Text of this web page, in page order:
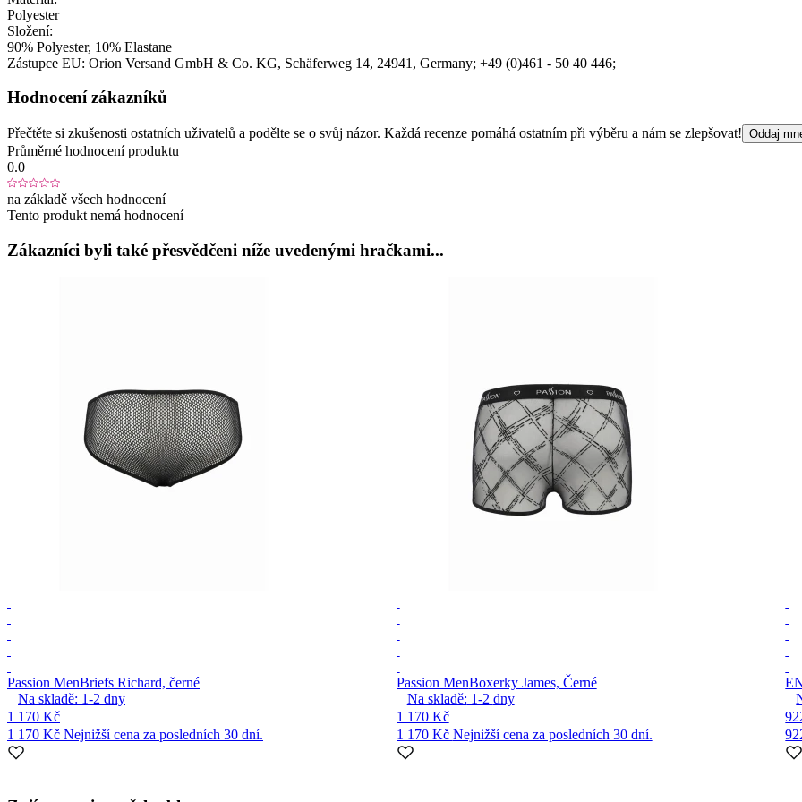
Polyester
Složení:
90% Polyester, 10% Elastane
Zástupce EU: Orion Versand GmbH & Co. KG, Schäferweg 14, 24941 , Germany; +49 (0)461 - 50 40 446;
Hodnocení zákazníků
Přečtěte si zkušenosti ostatních uživatelů a podělte se o svůj názor. Každá recenze pomáhá ostatním při výběru a nám se zlepšovat! Oddaj
Průměrné hodnocení produktu
0.0
na základě všech hodnocení
Tento produkt nemá hodnocení
Zákazníci byli také přesvědčeni níže uvedenými hračkami...
Passion MenBriefs Richard, černé
Na skladě: 1-2 dny
1 170 Kč
1 170 Kč Nejnižší cena za posledních 30 dní.
Passion MenBoxerky James, Černé
Na skladě: 1-2 dny
1 170 Kč
1 170 Kč Nejnižší cena za posledních 30 dní.